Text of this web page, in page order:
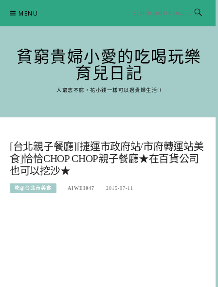
content
MENU
貧窮貴婦小愛的吃喝玩樂
育兒日記
人窮志不窮，花小錢一樣可以過貴婦生活!!
[台北親子餐廳][捷運市政府站/市府轉運站美
食]恰恰CHOP CHOP親子餐廳★在百貨公司
也可以挖沙★
吃@台北市美食 AIWEI047 2015-07-11